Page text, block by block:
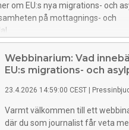
om EU:s nya migrations- och
på mottagnings- och
Webbinarium: Vad
EU:s migrations- och
23.4.2026 14:59:00 CEST
Varmt välkommen till ett
där du som journalist får veta